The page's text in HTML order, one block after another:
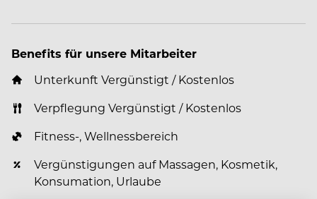
Benefits für unsere Mitarbeiter
Unterkunft Vergünstigt / Kostenlos
Verpflegung Vergünstigt / Kostenlos
Fitness-, Wellnessbereich
Vergünstigungen auf Massagen, Kosmetik,
Konsumation, Urlaube